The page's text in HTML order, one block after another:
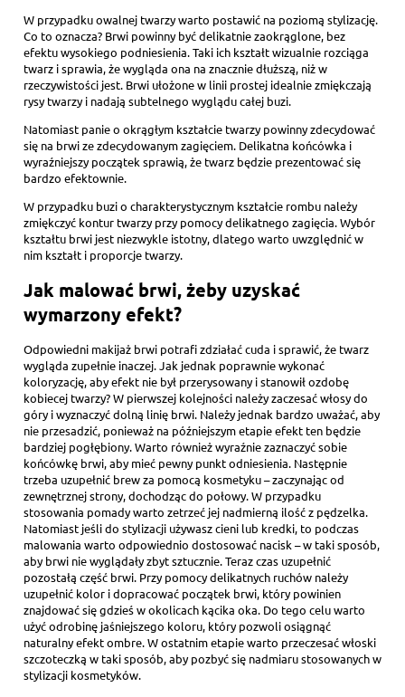
W przypadku owalnej twarzy warto postawić na poziomą stylizację.
Co to oznacza? Brwi powinny być delikatnie zaokrąglone, bez
efektu wysokiego podniesienia. Taki ich kształt wizualnie rozciąga
twarz i sprawia, że wygląda ona na znacznie dłuższą, niż w
rzeczywistości jest. Brwi ułożone w linii prostej idealnie zmiękczają
rysy twarzy i nadają subtelnego wyglądu całej buzi.
Natomiast panie o okrągłym kształcie twarzy powinny zdecydować
się na brwi ze zdecydowanym zagięciem. Delikatna końcówka i
wyraźniejszy początek sprawią, że twarz będzie prezentować się
bardzo efektownie.
W przypadku buzi o charakterystycznym kształcie rombu należy
zmiękczyć kontur twarzy przy pomocy delikatnego zagięcia. Wybór
kształtu brwi jest niezwykle istotny, dlatego warto uwzględnić w
nim kształt i proporcje twarzy.
Jak malować brwi, żeby uzyskać
wymarzony efekt?
Odpowiedni makijaż brwi potrafi zdziałać cuda i sprawić, że twarz
wygląda zupełnie inaczej. Jak jednak poprawnie wykonać
koloryzację, aby efekt nie był przerysowany i stanowił ozdobę
kobiecej twarzy? W pierwszej kolejności należy zaczesać włosy do
góry i wyznaczyć dolną linię brwi. Należy jednak bardzo uważać, aby
nie przesadzić, ponieważ na późniejszym etapie efekt ten będzie
bardziej pogłębiony. Warto również wyraźnie zaznaczyć sobie
końcówkę brwi, aby mieć pewny punkt odniesienia. Następnie
trzeba uzupełnić brew za pomocą kosmetyku – zaczynając od
zewnętrznej strony, dochodząc do połowy. W przypadku
stosowania pomady warto zetrzeć jej nadmierną ilość z pędzelka.
Natomiast jeśli do stylizacji używasz cieni lub kredki, to podczas
malowania warto odpowiednio dostosować nacisk – w taki sposób,
aby brwi nie wyglądały zbyt sztucznie. Teraz czas uzupełnić
pozostałą część brwi. Przy pomocy delikatnych ruchów należy
uzupełnić kolor i dopracować początek brwi, który powinien
znajdować się gdzieś w okolicach kącika oka. Do tego celu warto
użyć odrobinę jaśniejszego koloru, który pozwoli osiągnąć
naturalny efekt ombre. W ostatnim etapie warto przeczesać włoski
szczoteczką w taki sposób, aby pozbyć się nadmiaru stosowanych w
stylizacji kosmetyków.